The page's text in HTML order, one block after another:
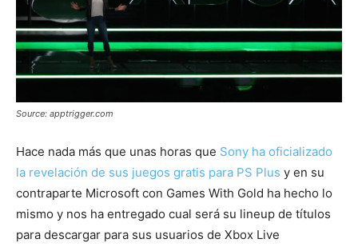
Source: apptrigger.com
Hace nada más que unas horas que Sony ha oficializado
la revelación de sus juegos gratis para PS Plus y en su
contraparte Microsoft con Games With Gold ha hecho lo
mismo y nos ha entregado cual será su lineup de títulos
para descargar para sus usuarios de Xbox Live